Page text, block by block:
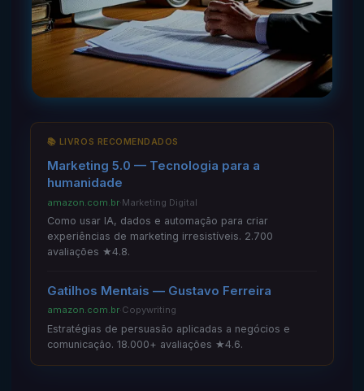
📚 LIVROS RECOMENDADOS
Marketing 5.0 — Tecnologia para a
humanidade
amazon.com.br·Marketing Digital
Como usar IA, dados e automação para criar
experiências de marketing irresistíveis. 2.700
avaliações ★4.8.
Gatilhos Mentais — Gustavo Ferreira
amazon.com.br·Copywriting
Estratégias de persuasão aplicadas a negócios e
comunicação. 18.000+ avaliações ★4.6.